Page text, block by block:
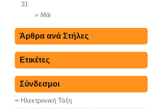
« Μάι
31
Άρθρα ανά Στήλες
Ετικέτες
Σύνδεσμοι
Ηλεκτρονική Τάξη